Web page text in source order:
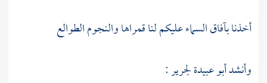
أخذنا بآفاق السماء عليكم لنا قمراها والنجوم الطوالع
وأنشدأبو عبيدةلجرير: